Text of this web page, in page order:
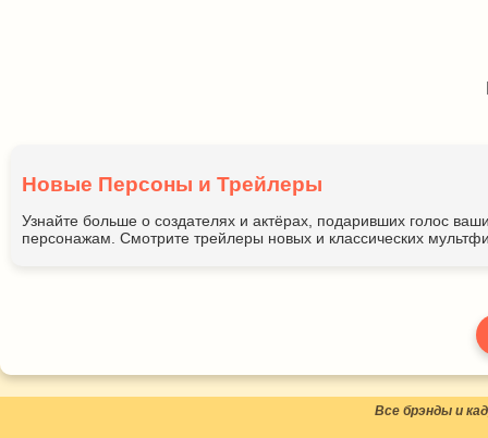
Новые Персоны и Трейлеры
Узнайте больше о создателях и актёрах, подаривших голос
персонажам. Смотрите трейлеры новых и классических
Все брэнды и